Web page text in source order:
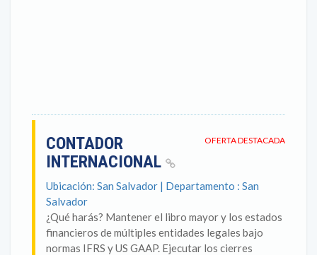
OFERTA DESTACADA
CONTADOR
INTERNACIONAL
Ubicación: San Salvador | Departamento : San
Salvador
¿Qué harás? Mantener el libro mayor y los estados
financieros de múltiples entidades legales bajo
normas IFRS y US GAAP. Ejecutar los cierres